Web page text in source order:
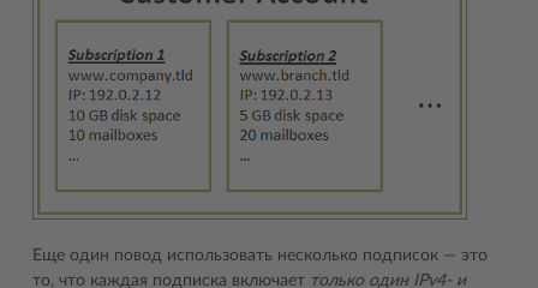
Еще один повод использовать несколько подписок — это
то, что каждая подписка включает только один IPv4- и